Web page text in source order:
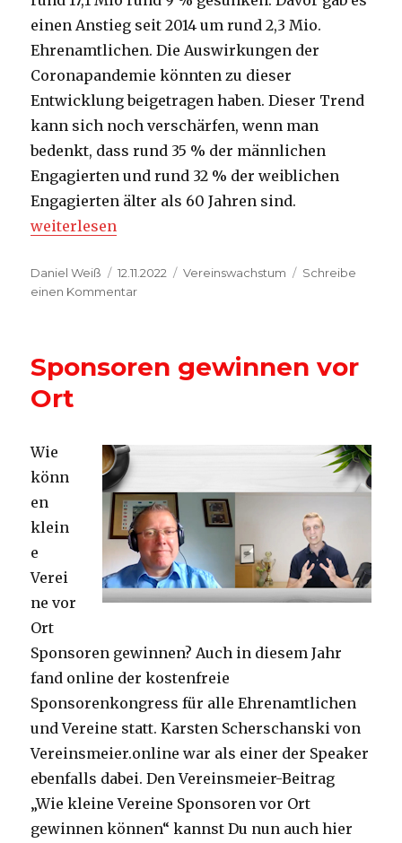
einen Anstieg seit 2014 um rund 2,3 Mio.
Ehrenamtlichen. Die Auswirkungen der
Coronapandemie könnten zu dieser
Entwicklung beigetragen haben. Dieser Trend
kann sich noch verschärfen, wenn man
bedenkt, dass rund 35 % der männlichen
Engagierten und rund 32 % der weiblichen
Engagierten älter als 60 Jahren sind.
„Ehrenamt: Herausforderungen und Lösungen“
weiterlesen
Autor
Daniel Weiß
Veröffentlicht
am
12.11.2022 Kategorien
Vereinswachstum
Schreibe
einen Kommentarzu
Lösungen
Sponsoren gewinnen vor
Ort
Wie
könn
en
klein
e
Verei
ne vor
Ort
Sponsoren gewinnen? Auch in diesem Jahr
fand online der kostenfreie
Sponsorenkongress für alle Ehrenamtlichen
und Vereine statt. Karsten Scherschanski von
Vereinsmeier.online war als einer der Speaker
ebenfalls dabei. Den Vereinsmeier-Beitrag
„Wie kleine Vereine Sponsoren vor Ort
gewinnen können“ kannst Du nun auch hier